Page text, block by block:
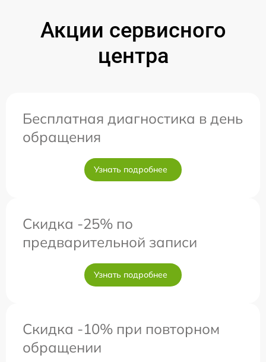
Акции сервисного
центра
Бесплатная диагностика в день
обращения
Узнать подробнее
Скидка -25% по
предварительной записи
Узнать подробнее
Скидка -10% при повторном
обращении